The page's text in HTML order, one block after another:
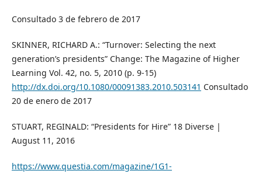
Consultado 3 de febrero de 2017
SKINNER, RICHARD A.: “Turnover: Selecting the next
generation’s presidents” Change: The Magazine of Higher
Learning Vol. 42, no. 5, 2010 (p. 9-15)
http://dx.doi.org/10.1080/00091383.2010.503141 Consultado
20 de enero de 2017
STUART, REGINALD: “Presidents for Hire” 18 Diverse |
August 11, 2016
https://www.questia.com/magazine/1G1-